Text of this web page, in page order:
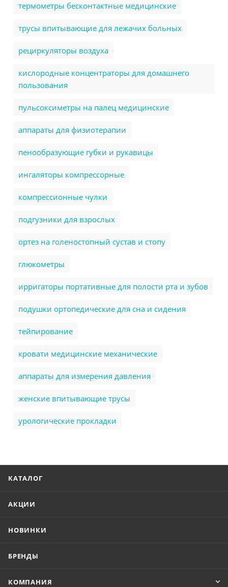
термометры бесконтактные медицинские
трусы впитывающие для лежачих больных
рециркуляторы воздуха
кислородные концентраторы для домашнего
пользования
пульсоксиметры на палец медицинские
аппараты для физиотерапии
пенообразующие губки и рукавицы
ингаляторы компрессорные
компрессионные чулки
подгузники для взрослых
ортез на голеностопный сустав и стопу
глюкометры
ирригаторы портативные для полости рта и зубов
подушки ортопедические для сна и сидения
тейпирование
кровати медицинские механические
аппараты для измерения давления
женские впитывающие трусы
урологические прокладки
КАТАЛОГ
АКЦИИ
НОВИНКИ
БРЕНДЫ
КОМПАНИЯ